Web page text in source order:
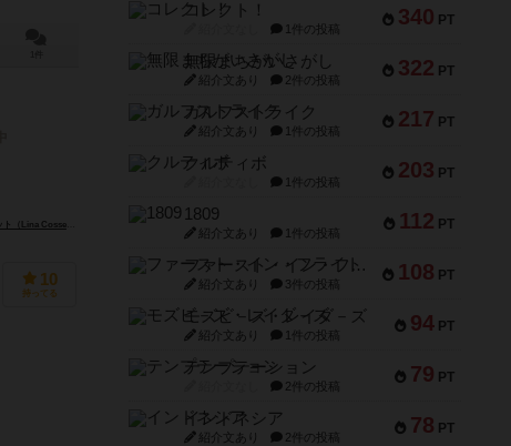
Wocken）
（Lina Cossette）
デヴィッド・フォレスト（David Forest）
10
持ってる
340 PT
コレクト！
1件の投稿
322 PT
無限まちがいさがし
紹介文あり 2件の投稿
217 PT
ガルフストライク
紹介文あり 1件の投稿
203 PT
クルティボ
1件の投稿
112 PT
1809
紹介文あり 1件の投稿
108 PT
ファースト・イン・フライト
紹介文あり 3件の投稿
94 PT
モズビ－ズ・レイダ－ズ
紹介文あり 1件の投稿
79 PT
テンプテーション
2件の投稿
78 PT
インドネシア
紹介文あり 2件の投稿